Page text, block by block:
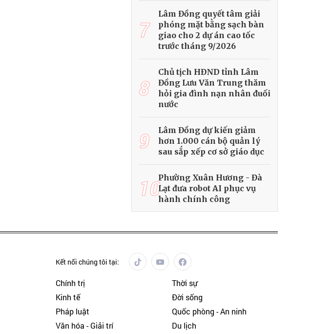
7
Lâm Đồng quyết tâm giải
phóng mặt bằng sạch bàn
giao cho 2 dự án cao tốc
trước tháng 9/2026
8
Chủ tịch HĐND tỉnh Lâm
Đồng Lưu Văn Trung thăm
hỏi gia đình nạn nhân đuối
nước
9
Lâm Đồng dự kiến giảm
hơn 1.000 cán bộ quản lý
sau sắp xếp cơ sở giáo dục
10Phường Xuân Hương - Đà
Lạt đưa robot AI phục vụ
hành chính công
Kết nối chúng tôi tại:
Chính trị
Thời sự
Kinh tế
Đời sống
Pháp luật
Quốc phòng - An ninh
Văn hóa - Giải trí
Du lịch